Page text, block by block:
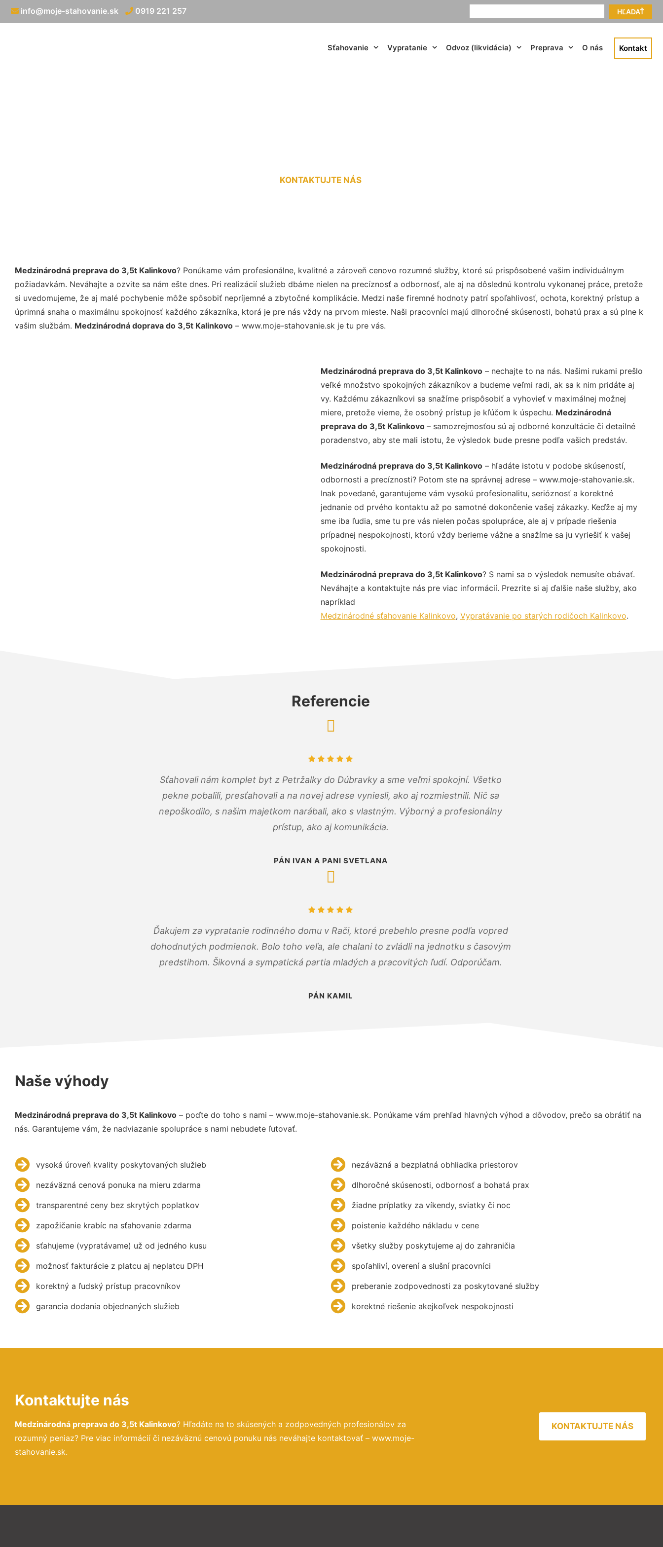
HĽADAŤ
info@moje-stahovanie.sk 0919 221 257
Sťahovanie Vypratanie Odvoz (likvidácia) Preprava O nás Kontakt
KONTAKTUJTE NÁS
Medzinárodná preprava do 3,5t Kalinkovo? Ponúkame vám profesionálne, kvalitné a zároveň cenovo rozumné služby, ktoré sú prispôsobené vašim individuálnym
požiadavkám. Neváhajte a ozvite sa nám ešte dnes. Pri realizácií služieb dbáme nielen na precíznosť a odbornosť, ale aj na dôslednú kontrolu vykonanej práce, pretože
si uvedomujeme, že aj malé pochybenie môže spôsobiť nepríjemné a zbytočné komplikácie. Medzi naše firemné hodnoty patrí spoľahlivosť, ochota, korektný prístup a
úprimná snaha o maximálnu spokojnosť každého zákazníka, ktorá je pre nás vždy na prvom mieste. Naši pracovníci majú dlhoročné skúsenosti, bohatú prax a sú plne k
vašim službám. Medzinárodná doprava do 3,5t Kalinkovo – www.moje-stahovanie.sk je tu pre vás.
Medzinárodná preprava do 3,5t Kalinkovo– nechajte to na nás. Našimi rukami prešlo
veľké množstvo spokojných zákazníkov a budeme veľmi radi, ak sa k nim pridáte aj
vy. Každému zákazníkovi sa snažíme prispôsobiť a vyhovieť v maximálnej možnej
miere, pretože vieme, že osobný prístup je kľúčom k úspechu. Medzinárodná
preprava do 3,5t Kalinkovo – samozrejmosťou sú aj odborné konzultácie či detailné
poradenstvo, aby ste mali istotu, že výsledok bude presne podľa vašich predstáv.
Medzinárodná preprava do 3,5t Kalinkovo– hľadáte istotu v podobe skúseností,
odbornosti a precíznosti? Potom ste na správnej adrese – www.moje-stahovanie.sk.
Inak povedané, garantujeme vám vysokú profesionalitu, serióznosť a korektné
jednanie od prvého kontaktu až po samotné dokončenie vašej zákazky. Keďže aj my
sme iba ľudia, sme tu pre vás nielen počas spolupráce, ale aj v prípade riešenia
prípadnej nespokojnosti, ktorú vždy berieme vážne a snažíme sa ju vyriešiť k vašej
spokojnosti.
Medzinárodná preprava do 3,5t Kalinkovo? S nami sa o výsledok nemusíte obávať.
Neváhajte a kontaktujte nás pre viac informácií. Prezrite si aj ďalšie naše služby, ako
napríklad
Medzinárodné sťahovanie Kalinkovo, Vypratávanie po starých rodičoch Kalinkovo.
Referencie
Sťahovali nám komplet byt z Petržalky do Dúbravky a sme veľmi spokojní. Všetko
pekne pobalili, presťahovali a na novej adrese vyniesli, ako aj rozmiestnili. Nič sa
nepoškodilo, s našim majetkom narábali, ako s vlastným. Výborný a profesionálny
prístup, ako aj komunikácia.
PÁN IVAN A PANI SVETLANA
Ďakujem za vypratanie rodinného domu v Rači, ktoré prebehlo presne podľa vopred
dohodnutých podmienok. Bolo toho veľa, ale chalani to zvládli na jednotku s časovým
predstihom. Šikovná a sympatická partia mladých a pracovitých ľudí. Odporúčam.
PÁN KAMIL
Naše výhody
Medzinárodná preprava do 3,5t Kalinkovo – poďte do toho s nami – www.moje-stahovanie.sk. Ponúkame vám prehľad hlavných výhod a dôvodov, prečo sa obrátiť na
nás. Garantujeme vám, že nadviazanie spolupráce s nami nebudete ľutovať.
vysoká úroveň kvality poskytovaných služieb
nezáväzná cenová ponuka na mieru zdarma
transparentné ceny bez skrytých poplatkov
zapožičanie krabíc na sťahovanie zdarma
sťahujeme (vypratávame) už od jedného kusu
možnosť fakturácie z platcu aj neplatcu DPH
korektný a ľudský prístup pracovníkov
garancia dodania objednaných služieb
nezáväzná a bezplatná obhliadka priestorov
dlhoročné skúsenosti, odbornosť a bohatá prax
žiadne príplatky za víkendy, sviatky či noc
poistenie každého nákladu v cene
všetky služby poskytujeme aj do zahraničia
spoľahliví, overení a slušní pracovníci
preberanie zodpovednosti za poskytované služby
korektné riešenie akejkoľvek nespokojnosti
Kontaktujte nás
Medzinárodná preprava do 3,5t Kalinkovo? Hľadáte na to skúsených a zodpovedných profesionálov za
rozumný peniaz? Pre viac informácií či nezáväznú cenovú ponuku nás neváhajte kontaktovať – www.moje-
stahovanie.sk.
KONTAKTUJTE NÁS